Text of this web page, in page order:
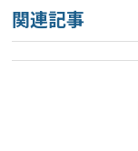
関連記事